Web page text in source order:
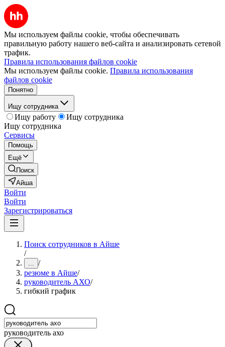
Мы используем файлы cookie, чтобы обеспечивать
правильную работу нашего веб-сайта и анализировать сетевой
трафик.
Правила использования файлов cookie
Мы используем файлы cookie. Правила использования
файлов cookie
Понятно
Ищу сотрудника
Ищу работу
Ищу сотрудника
Ищу сотрудника
Сервисы
Помощь
Ещё
Поиск
Айша
Войти
Войти
Зарегистрироваться
Поиск сотрудников в Айше
/
... /
резюме в Айше/
руководитель АХО/
гибкий график
руководитель ахо